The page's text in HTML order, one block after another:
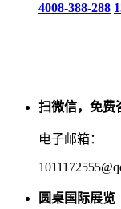
4008-388-288
扫微信，免费
电子邮箱：
圆桌国际展览